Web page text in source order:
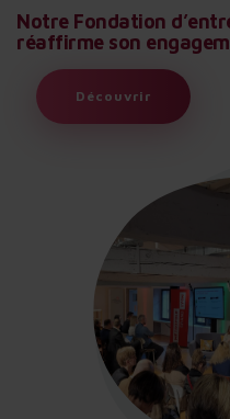
Notre Fondation
réaffirme son
Découvrir